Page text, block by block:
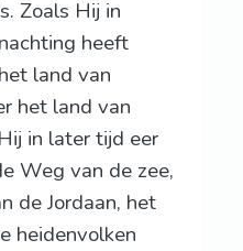
Zoals Hij in
heeft
land van
het land van
in later tijd eer
Weg van de zee,
de Jordaan, het
heidenvolken